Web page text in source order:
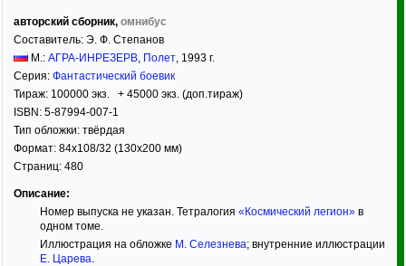
авторский сборник, омнибус
Составитель: Э. Ф. Степанов
М.: АГРА-ИНРЕЗЕРВ, Полет, 1993 г.
Серия: Фантастический боевик
Тираж: 100000 экз. + 45000 экз. (доп.тираж)
ISBN: 5-87994-007-1
Тип обложки: твёрдая
Формат: 84x108/32 (130x200 мм)
Страниц: 480
Описание:
Номер выпуска не указан. Тетралогия «Космический легион»в
одном томе.
Иллюстрация на обложке М. Селезнева; внутренние иллюстрации
Е. Царева.